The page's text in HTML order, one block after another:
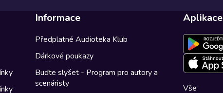
Informace
Předplatné Audioteka Klub
Dárkové poukazy
Buďte slyšet - Program pro autory a
scenáristy
Aplikace
Vše